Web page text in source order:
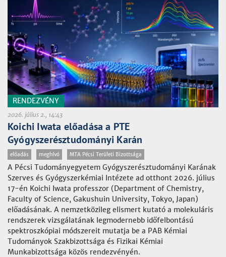
RENDEZVÉNY
2026. július 2., 14:43
Koichi Iwata előadása a PTE
Gyógyszerésztudományi Karán
előadás meghívó MTA Pécsi Területi Bizottsága
A Pécsi Tudományegyetem Gyógyszerésztudományi Karának
Szerves és Gyógyszerkémiai Intézete ad otthont 2026. július
17-én Koichi Iwata professzor (Department of Chemistry,
Faculty of Science, Gakushuin University, Tokyo, Japan)
előadásának. A nemzetközileg elismert kutató a molekuláris
rendszerek vizsgálatának legmodernebb időfelbontású
spektroszkópiai módszereit mutatja be a PAB Kémiai
Tudományok Szakbizottsága és Fizikai Kémiai
Munkabizottsága közös rendezvényén.